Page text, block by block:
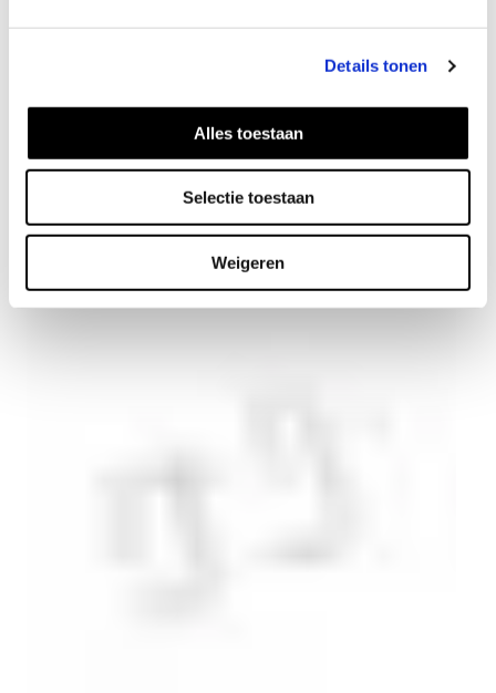
Details tonen
Alles toestaan
Selectie toestaan
Weigeren
Box ketting
46EUR